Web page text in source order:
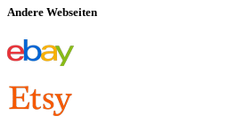
Andere Webseiten